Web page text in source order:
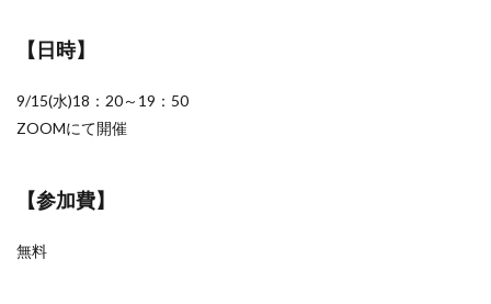
【日時】
9/15(水)18：20～19：50
ZOOMにて開催
【参加費】
無料